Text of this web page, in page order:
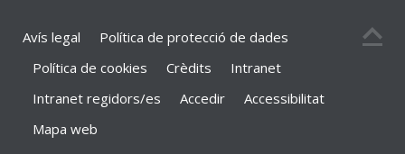
Avís legal
Política de protecció de dades
Política de cookies
Crèdits
Intranet
Intranet regidors/es
Accedir
Accessibilitat
Mapa web